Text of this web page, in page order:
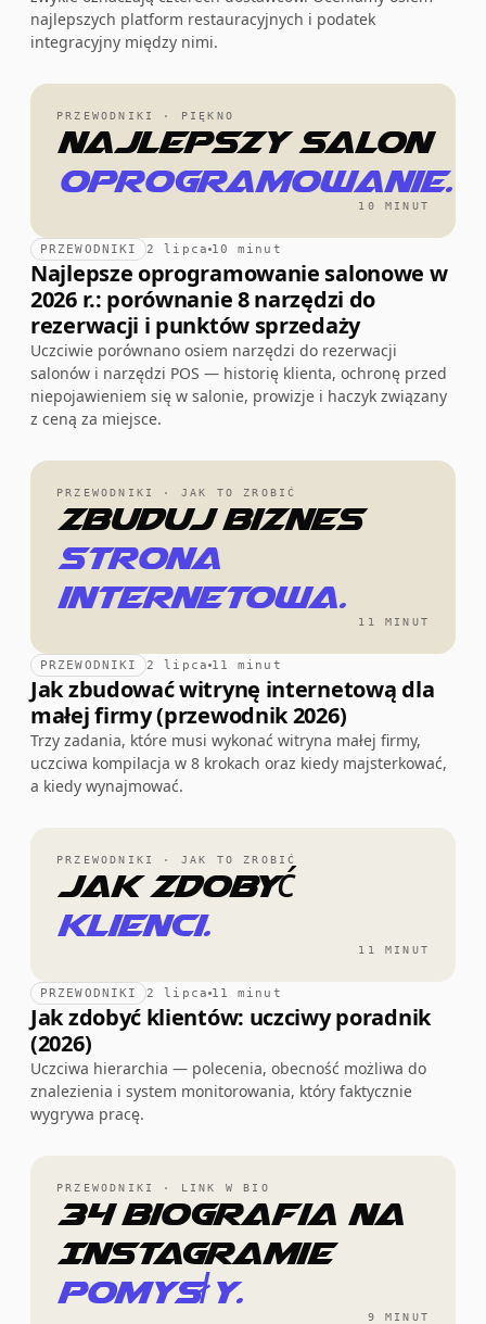
najlepszych platform restauracyjnych i podatek
integracyjny między nimi.
PRZEWODNIKI · PIĘKNO
Najlepszy salon
oprogramowanie.
10 MINUT
PRZEWODNIKI 2 lipca 10 minut
Najlepsze oprogramowanie salonowe w
2026 r.: porównanie 8 narzędzi do
rezerwacji i punktów sprzedaży
Uczciwie porównano osiem narzędzi do rezerwacji
salonów i narzędzi POS — historię klienta, ochronę przed
niepojawieniem się w salonie, prowizje i haczyk związany
z ceną za miejsce.
PRZEWODNIKI · JAK TO ZROBIĆ
Zbuduj biznes
strona
internetowa.
11 MINUT
PRZEWODNIKI 2 lipca 11 minut
Jak zbudować witrynę internetową dla
małej firmy (przewodnik 2026)
Trzy zadania, które musi wykonać witryna małej firmy,
uczciwa kompilacja w 8 krokach oraz kiedy majsterkować,
a kiedy wynajmować.
PRZEWODNIKI · JAK TO ZROBIĆ
Jak zdobyć
klienci.
11 MINUT
PRZEWODNIKI 2 lipca 11 minut
Jak zdobyć klientów: uczciwy poradnik
(2026)
Uczciwa hierarchia — polecenia, obecność możliwa do
znalezienia i system monitorowania, który faktycznie
wygrywa pracę.
PRZEWODNIKI · LINK W BIO
34 Biografia na
Instagramie
pomysły.
9 MINUT